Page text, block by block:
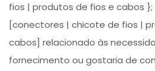
fios | produtos de fios e cabos
[conectores | chicote de fios |
cabos] relacionado às
fornecimento ou gostaria de